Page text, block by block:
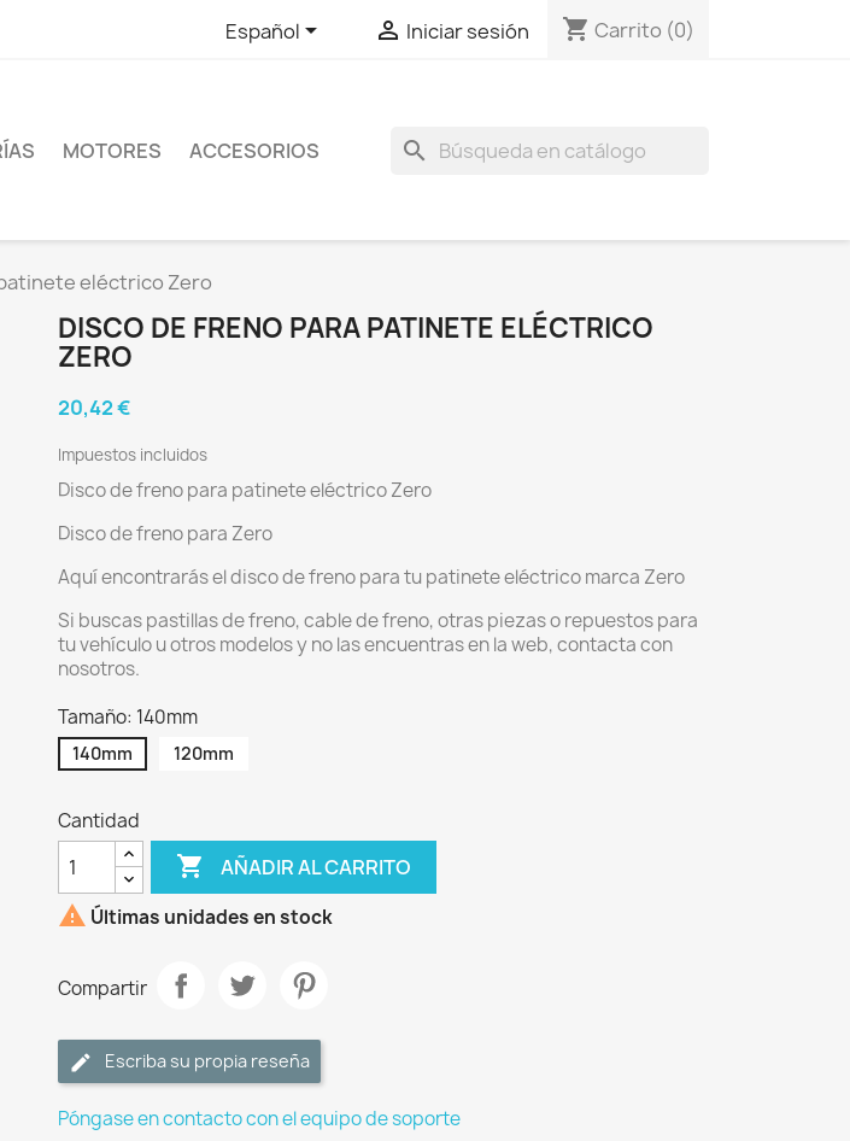
Español  Iniciar sesión shopping_cart Carrito (0)
MOTORES ACCESORIOS search
eléctrico Zero
DISCO DE FRENO PARA PATINETE ELÉCTRICO
ZERO
20,42 €
Impuestos incluidos
Disco de freno para patinete eléctrico Zero
Disco de freno para Zero
Aquí encontrarás el disco de freno para tu patinete eléctrico marca Zero
Si buscas pastillas de freno, cable de freno, otras piezas o repuestos para
tu vehículo u otros modelos y no las encuentras en la web, contacta con
nosotros.
Tamaño: 140mm
140mm 120mm
Cantidad
 AÑADIR AL CARRITO
 Últimas unidades en stock
Compartir
Escriba su propia reseña
Póngase en contacto con el equipo de soporte